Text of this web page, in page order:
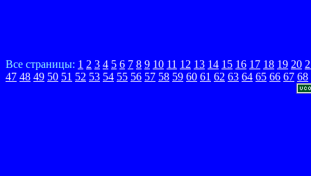
Все страницы: 1 2 3 4 5 6 7 8 9 10 11 12 13 14 15 16 17 18 19 20
47 48 49 50 51 52 53 54 55 56 57 58 59 60 61 62 63 64 65 66 67 68